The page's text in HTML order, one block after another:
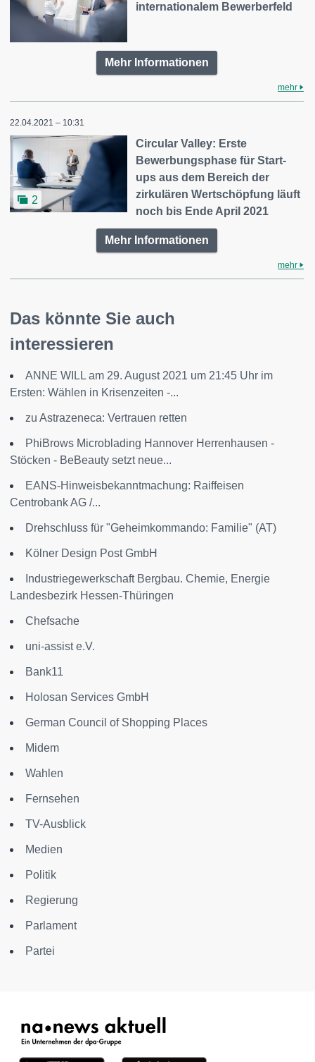
internationalem Bewerberfeld
Mehr Informationen
mehr
22.04.2021 – 10:31
2
Circular Valley: Erste
Bewerbungsphase für Start-
ups aus dem Bereich der
zirkulären Wertschöpfung läuft
noch bis Ende April 2021
Mehr Informationen
mehr
Das könnte Sie auch
interessieren
ANNE WILL am 29. August 2021 um 21:45 Uhr im
Ersten: Wählen in Krisenzeiten -...
zu Astrazeneca: Vertrauen retten
PhiBrows Microblading Hannover Herrenhausen -
Stöcken - BeBeauty setzt neue...
EANS-Hinweisbekanntmachung: Raiffeisen
Centrobank AG /...
Drehschluss für "Geheimkommando: Familie" (AT)
Kölner Design Post GmbH
Industriegewerkschaft Bergbau. Chemie, Energie
Landesbezirk Hessen-Thüringen
Chefsache
uni-assist e.V.
Bank11
Holosan Services GmbH
German Council of Shopping Places
Midem
Wahlen
Fernsehen
TV-Ausblick
Medien
Politik
Regierung
Parlament
Partei